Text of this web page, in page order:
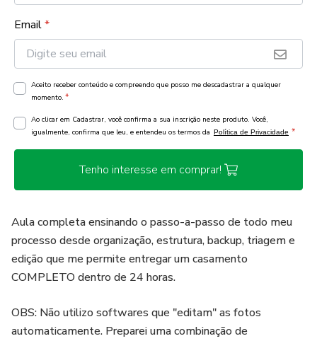
Email*
Aceito receber conteúdo e compreendo que posso me descadastrar a qualquer
momento. *
Ao clicar em Cadastrar, você confirma a sua inscrição neste produto. Você,
igualmente, confirma que leu, e entendeu os termos da Política de Privacidade *
Tenho interesse em comprar!
Aula completa ensinando o passo-a-passo de todo meu
processo desde organização, estrutura, backup, triagem e
edição que me permite entregar um casamento
COMPLETO dentro de 24 horas.
OBS: Não utilizo softwares que "editam" as fotos
automaticamente. Preparei uma combinação de